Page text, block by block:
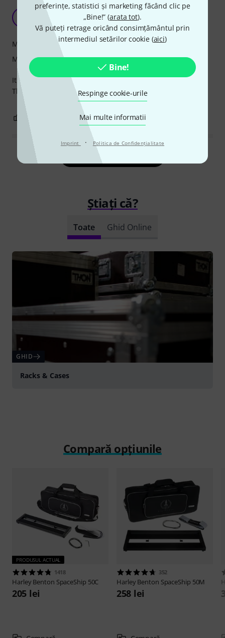
preferințe, statistici și marketing făcând clic pe
„Bine!” (arata tot).
Vă puteți retrage oricând consimțământul prin
intermediul setărilor cookie (aici)
Bine!
Respinge cookie-urile
Mai multe informatii
Imprint · Politica de Confidenţialitate
Pedalboard
Coma5555 15.08.2025
It is a very good bundle and every fits well
The bag is just perfect for a small pedalboard
Manipulare
Măiestrie
SEMNALEAZA UN ABUZ
Citește toate recenziile
Știați că?
Toate Ghid Online
GHID
Racks & Cases
Compară opțiunile
PRODUSUL ACTUAL
1418
Harley Benton SpaceShip 50C
205 lei
352
Harley Benton SpaceShip 50M
258 lei